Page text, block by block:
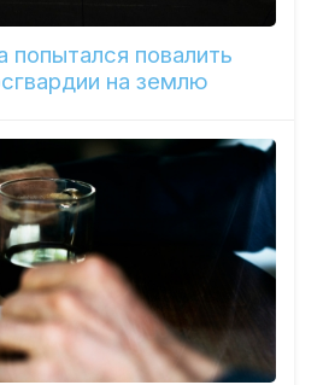
повалить
на землю